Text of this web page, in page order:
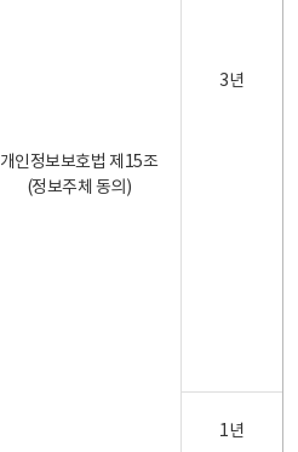
개인정보보호법 제15조
(정보주체 동의)
3년
1년